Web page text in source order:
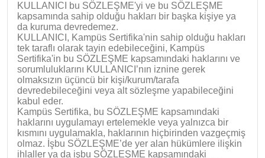
KULLANICI bu SÖZLEŞME'yi ve bu SÖZLEŞME
kapsamında sahip olduğu hakları bir başka kişiye ya
da kuruma devredemez.
KULLANICI, Kampüs Sertifika'nin sahip olduğu hakları
tek taraflı olarak tayin edebileceğini, Kampüs
Sertifika'in bu SÖZLEŞME kapsamındaki haklarını ve
sorumluluklarını KULLANICI’nın iznine gerek
olmaksızın üçüncü bir kişi/kurum/tarafa
devredebileceğini veya alt sözleşme yapabileceğini
kabul eder.
Kampüs Sertifika, bu SÖZLEŞME kapsamındaki
haklarını uygulamayı ertelemekle veya yalnızca bir
kısmını uygulamakla, haklarının hiçbirinden vazgeçmiş
olmaz. İşbu SÖZLEŞME’de yer alan hükümlere ilişkin
ihlaller ya da işbu SÖZLEŞME kapsamındaki